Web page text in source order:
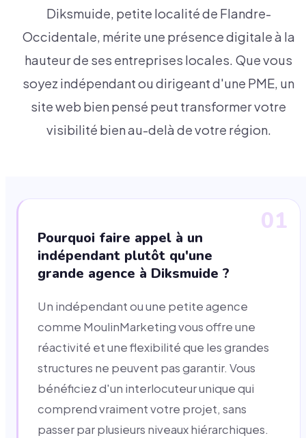
Diksmuide, petite localité de Flandre-
Occidentale, mérite une présence digitale à la
hauteur de ses entreprises locales. Que vous
soyez indépendant ou dirigeant d'une PME, un
site web bien pensé peut transformer votre
visibilité bien au-delà de votre région.
01
Pourquoi faire appel à un
indépendant plutôt qu'une
grande agence à Diksmuide ?
Un indépendant ou une petite agence
comme MoulinMarketing vous offre une
réactivité et une flexibilité que les grandes
structures ne peuvent pas garantir. Vous
bénéficiez d'un interlocuteur unique qui
comprend vraiment votre projet, sans
passer par plusieurs niveaux hiérarchiques.